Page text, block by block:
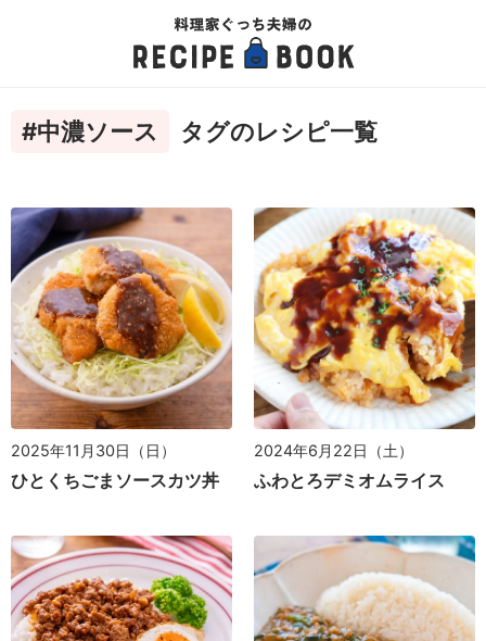
#中濃ソース タグのレシピ一覧
2025年11月30日（日）
ひとくちごまソースカツ丼
2024年6月22日（土）
ふわとろデミオムライス